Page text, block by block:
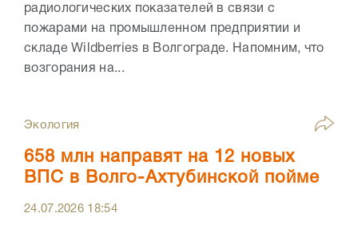
радиологических показателей в связи с
пожарами на промышленном предприятии и
складе Wildberries в Волгограде. Напомним, что
возгорания на...
Экология
658 млн направят на 12 новых
ВПС в Волго-Ахтубинской пойме
24.07.2026 18:54